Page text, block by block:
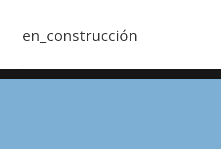
en_construcción